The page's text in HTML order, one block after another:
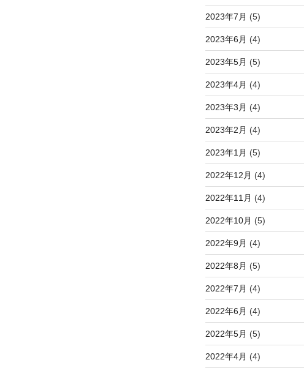
2023年7月 (5)
2023年6月 (4)
2023年5月 (5)
2023年4月 (4)
2023年3月 (4)
2023年2月 (4)
2023年1月 (5)
2022年12月 (4)
2022年11月 (4)
2022年10月 (5)
2022年9月 (4)
2022年8月 (5)
2022年7月 (4)
2022年6月 (4)
2022年5月 (5)
2022年4月 (4)